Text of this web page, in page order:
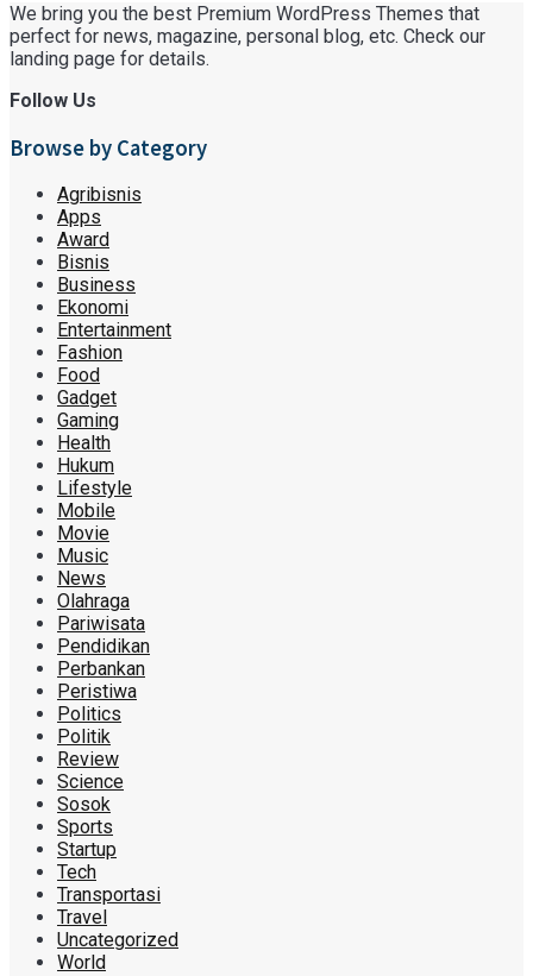
We bring you the best Premium WordPress Themes that
perfect for news, magazine, personal blog, etc. Check our
landing page for details.
Follow Us
Browse by Category
Agribisnis
Apps
Award
Bisnis
Business
Ekonomi
Entertainment
Fashion
Food
Gadget
Gaming
Health
Hukum
Lifestyle
Mobile
Movie
Music
News
Olahraga
Pariwisata
Pendidikan
Perbankan
Peristiwa
Politics
Politik
Review
Science
Sosok
Sports
Startup
Tech
Transportasi
Travel
Uncategorized
World